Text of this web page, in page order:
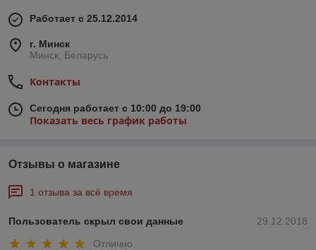
Работает с 25.12.2014
г. Минск
Минск, Беларусь
Контакты
Сегодня работает с 10:00 до 19:00
Показать весь график работы
Отзывы о магазине
1 отзыва за всё время
29.12.2018
Пользователь скрыл свои данные
Отлично